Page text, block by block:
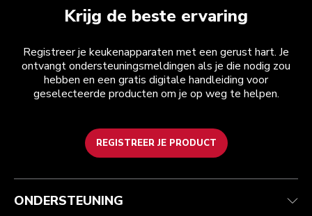
Krijg de beste ervaring
Registreer je keukenapparaten met een gerust hart. Je
ontvangt ondersteuningsmeldingen als je die nodig zou
hebben en een gratis digitale handleiding voor
geselecteerde producten om je op weg te helpen.
REGISTREER JE PRODUCT
Health check
Je bestelling volgen
Garantie en documenten
Algemene voorwaarden
Retournering en terugbetaling
Imprint
Het merk
Zoek een winkel
ONDERSTEUNING